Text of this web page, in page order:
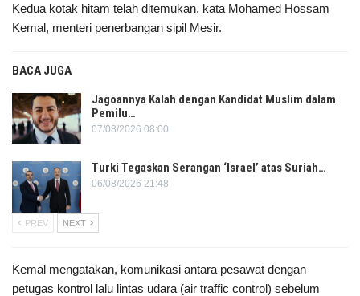
Kedua kotak hitam telah ditemukan, kata Mohamed Hossam
Kemal, menteri penerbangan sipil Mesir.
BACA JUGA
Jagoannya Kalah dengan Kandidat Muslim dalam
Pemilu…
07/08/2026 08:00
Turki Tegaskan Serangan ‘Israel’ atas Suriah…
06/08/2026 21:48
PREV NEXT
Kemal mengatakan, komunikasi antara pesawat dengan
petugas kontrol lalu lintas udara (air traffic control) sebelum